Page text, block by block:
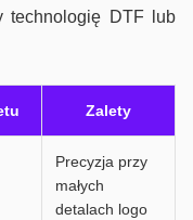
technologię DTF lub
Zalety
Precyzja przy
małych
detalach logo